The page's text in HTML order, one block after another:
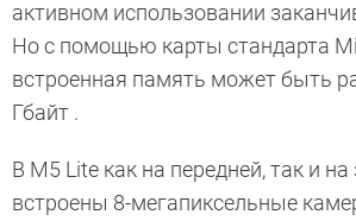
активном использовании
Но с помощью карты стандарта
встроенная память может быть
Гбайт .
В M5 Lite как на передней, так и
встроены 8-мегапиксельные